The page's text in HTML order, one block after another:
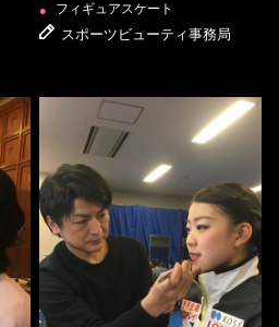
● フィギュアスケート
スポーツビューティ事務局